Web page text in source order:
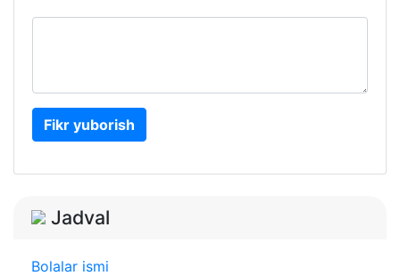
Fikr yuborish
Jadval
Bolalar ismi